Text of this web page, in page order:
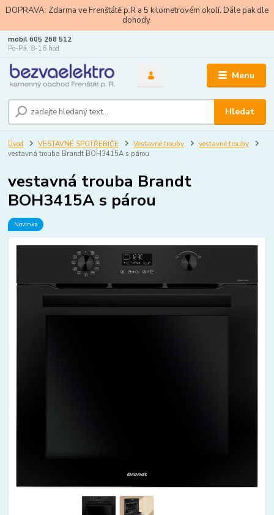
DOPRAVA: Zdarma ve Frenštátě p.R a 5 kilometrovém okolí. Dále pak dle
dohody.
Menu
Hledat
mobil 605 268 512
Po-Pá, 8-16 hod.
Úvod VESTAVNÉ SPOTŘEBIČE Vestavné trouby
vestavné trouby
vestavná trouba Brandt BOH3415A s párou
vestavná trouba Brandt
BOH3415A s párou
Novinka